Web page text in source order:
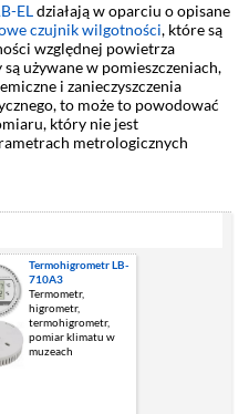
ELdziałają w oparciu o opisane
czujnik wilgotności, które są
względnej powietrza
używane w pomieszczeniach,
i zanieczyszczenia
to może to powodować
który nie jest
metrologicznych
Termohigrometr LB-
710A3
Termometr,
higrometr,
termohigrometr,
pomiar klimatu w
muzeach